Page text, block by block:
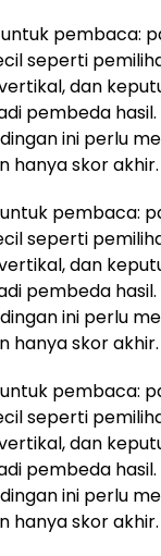
pembaca:
seperti
dan
pembeda
ini perlu
hanya skor akhir.
pembaca:
seperti
dan
pembeda
ini perlu
hanya skor akhir.
pembaca:
seperti
dan
pembeda
ini perlu
hanya skor akhir.